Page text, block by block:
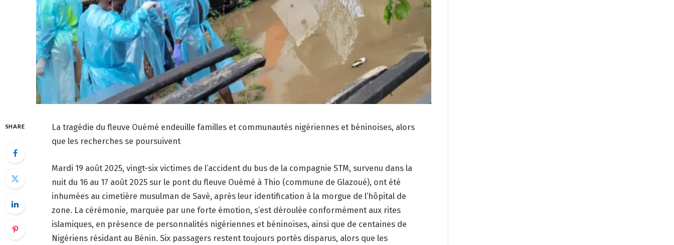
SHARE
La tragédie du fleuve Ouémé endeuille familles et communautés nigériennes et béninoises, alors
que les recherches se poursuivent
Mardi 19 août 2025, vingt-six victimes de l’accident du bus de la compagnie STM, survenu dans la
nuit du 16 au 17 août 2025 sur le pont du fleuve Ouémé à Thio (commune de Glazoué), ont été
inhumées au cimetière musulman de Savè, après leur identification à la morgue de l’hôpital de
zone. La cérémonie, marquée par une forte émotion, s’est déroulée conformément aux rites
islamiques, en présence de personnalités nigériennes et béninoises, ainsi que de centaines de
Nigériens résidant au Bénin. Six passagers restent toujours portés disparus, alors que les